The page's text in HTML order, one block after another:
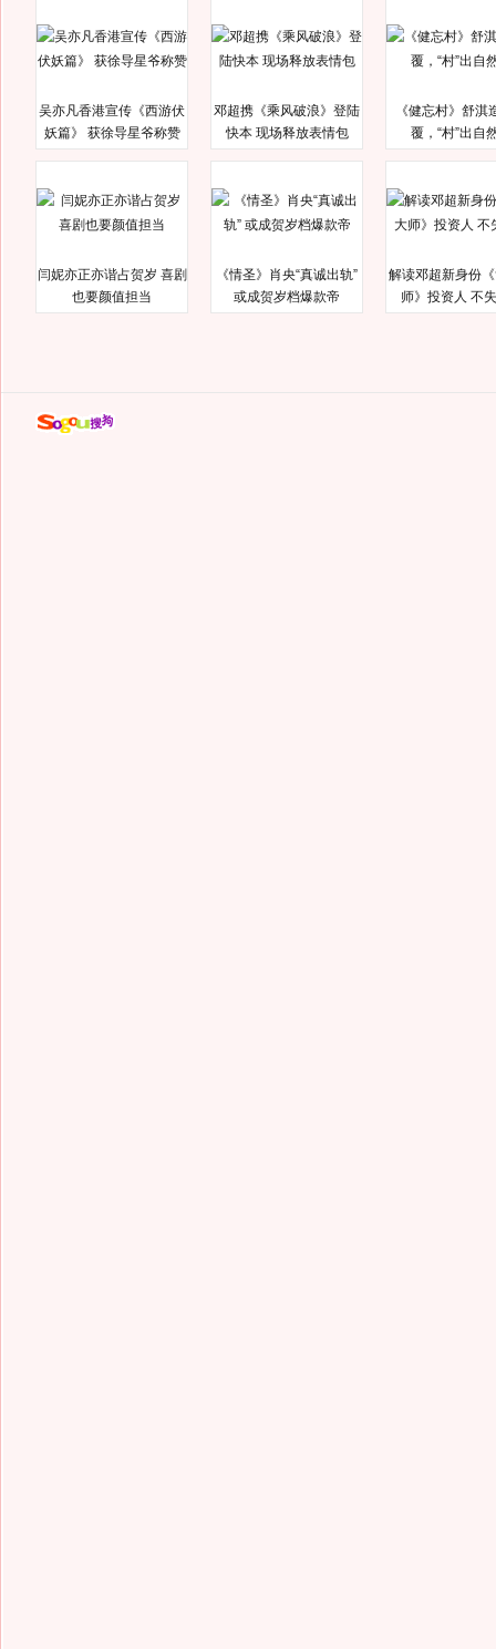
吴亦凡香港宣传《西游伏
妖篇》 获徐导星爷称赞
邓超携《乘风破浪》登陆
快本 现场释放表情包
《健忘村》舒淇
覆，“村”出自
闫妮亦正亦谐占贺岁 喜剧
也要颜值担当
《情圣》肖央“真诚出轨”
或成贺岁档爆款帝
解读邓超新身份
师》投资人 不